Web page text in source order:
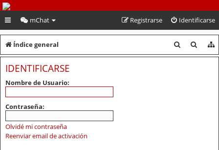
PeruVoley.com
mChat Identificarse
Registrarse
Índice general
u
u
IDENTIFICARSE
Nombre de Usuario:
Contraseña:
Olvidé mi contraseña
Reenviar email de activación